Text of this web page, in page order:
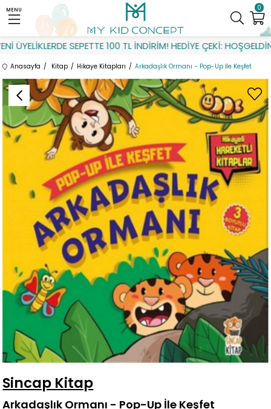
SEPETTE 100 TL İNDİRİM! HEDİYE ÇEKİ: HOŞGELDİN
0
MENU
Anasayfa Kitap Hikaye Kitapları Arkadaşlık Ormanı - Pop-Up İle Keşfet
Sincap Kitap
Arkadaşlık Ormanı - Pop-Up İle Keşfet